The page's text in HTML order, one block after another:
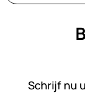
Schrijf nu